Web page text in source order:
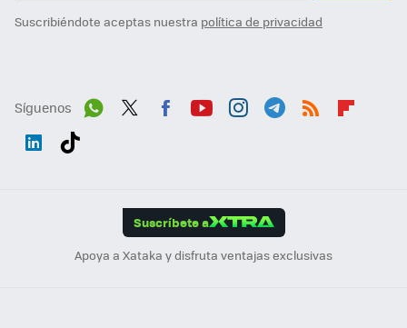
Suscribiéndote aceptas nuestra política de privacidad
Síguenos
Suscríbete a
Apoya a Xataka y disfruta ventajas exclusivas